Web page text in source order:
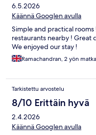
6.5.2026
Käännä Googlen avulla
Simple and practical
restaurants nearby ! Great
We enjoyed our stay !
Ramachandran, 2 yön matka
Tarkistettu arvostelu
8/10 Erittäin hyvä
2.4.2026
Käännä Googlen avulla